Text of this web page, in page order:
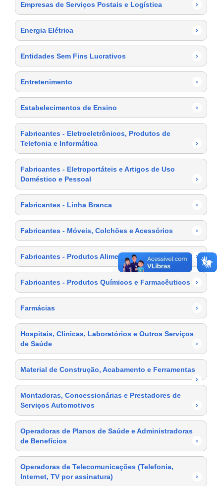
Empresas de Serviços Postais e Logística ›
Energia Elétrica ›
Entidades Sem Fins Lucrativos ›
Entretenimento ›
Estabelecimentos de Ensino ›
Fabricantes - Eletroeletrônicos, Produtos de
Telefonia e Informática
›
Fabricantes - Eletroportáteis e Artigos de Uso
Doméstico e Pessoal
›
Fabricantes - Linha Branca ›
Fabricantes - Móveis, Colchões e Acessórios ›
Fabricantes - Produtos Alimentícios ›
Fabricantes - Produtos Químicos e Farmacêuticos ›
Farmácias ›
Hospitais, Clínicas, Laboratórios e Outros Serviços
de Saúde
›
Material de Construção, Acabamento e Ferramentas
›
Montadoras, Concessionárias e Prestadores de
Serviços Automotivos
›
Operadoras de Planos de Saúde e Administradoras
de Benefícios
›
Operadoras de Telecomunicações (Telefonia,
Internet, TV por assinatura)
›